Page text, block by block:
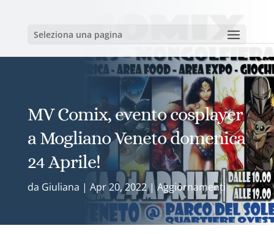
Seleziona una pagina
MV Comix, evento cosplayer
a Mogliano Veneto domenica
24 Aprile!
da Giuliana | Apr 20, 2022|Aggiornamenti